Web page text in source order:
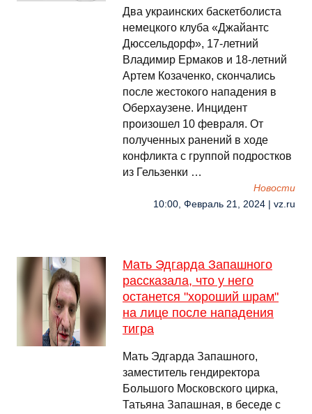
Два украинских баскетболиста
немецкого клуба «Джайантс
Дюссельдорф», 17-летний
Владимир Ермаков и 18-летний
Артем Козаченко, скончались
после жестокого нападения в
Оберхаузене. Инцидент
произошел 10 февраля. От
полученных ранений в ходе
конфликта с группой подростков
из Гельзенки …
Новости
10:00, Февраль 21, 2024 | vz.ru
Мать Эдгарда Запашного
рассказала, что у него
останется "хороший шрам"
на лице после нападения
тигра
Мать Эдгарда Запашного,
заместитель гендиректора
Большого Московского цирка,
Татьяна Запашная, в беседе с